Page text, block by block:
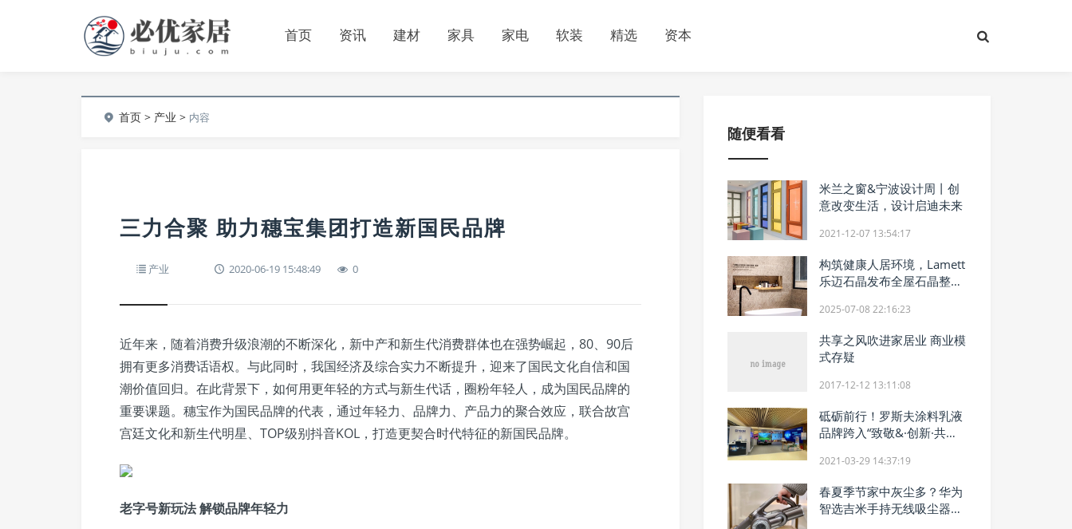
首页 资讯 建材 家具 家电 软装 精选 资本
首页 > 产业 > 内容
三力合聚 助力穗宝集团打造新国民品牌
产业 2020-06-19 15:48:49 0
近年来，随着消费升级浪潮的不断深化，新中产和新生代消费群体也在强势崛起，80、90后
拥有更多消费话语权。与此同时，我国经济及综合实力不断提升，迎来了国民文化自信和国
潮价值回归。在此背景下，如何用更年轻的方式与新生代话，圈粉年轻人，成为国民品牌的
重要课题。穗宝作为国民品牌的代表，通过年轻力、品牌力、产品力的聚合效应，联合故宫
宫廷文化和新生代明星、TOP级别抖音KOL，打造更契合时代特征的新国民品牌。
老字号新玩法 解锁品牌年轻力
随便看看
米兰之窗&宁波设计周丨创
意改变生活，设计启迪未来
2021-12-07 13:54:17
构筑健康人居环境，Lamett
乐迈石晶发布全屋石晶整装
2025-07-08 22:16:23
共享之风吹进家居业 商业模
式存疑
2017-12-12 13:11:08
砥砺前行！罗斯夫涂料乳液
品牌跨入“致敬&·创新·共
2021-03-29 14:37:19
春夏季节家中灰尘多？华为
智选吉米手持无线吸尘器，